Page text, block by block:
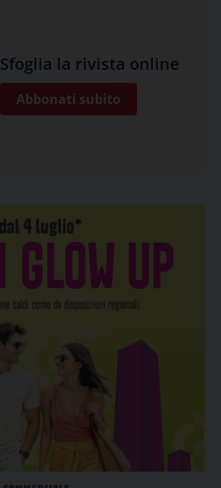
Sfoglia la rivista online
Abbonati subito